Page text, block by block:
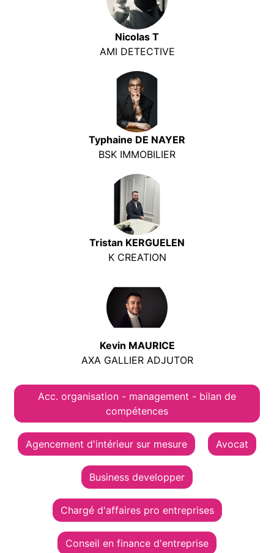
Nicolas T
AMI DETECTIVE
Typhaine DE NAYER
BSK IMMOBILIER
Tristan KERGUELEN
K CREATION
Kevin MAURICE
AXA GALLIER ADJUTOR
Acc. organisation - management - bilan de
compétences
Agencement d'intérieur sur mesure Avocat
Business developper
Chargé d'affaires pro entreprises
Conseil en finance d'entreprise